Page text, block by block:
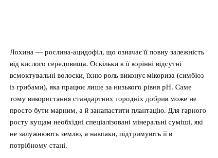
Лохина — рослина-ацидофіл, що означає її повну залежність
від кислого середовища. Оскільки в її корінні відсутні
всмоктувальні волоски, їхню роль виконує мікориза (симбіоз
із грибами), яка працює лише за низького рівня pH. Саме
тому використання стандартних городніх добрив може не
просто бути марним, а й занапастити плантацію. Для гарного
росту кущам необхідні спеціалізовані мінеральні суміші, які
не залужнюють землю, а навпаки, підтримують її в
потрібному стані.